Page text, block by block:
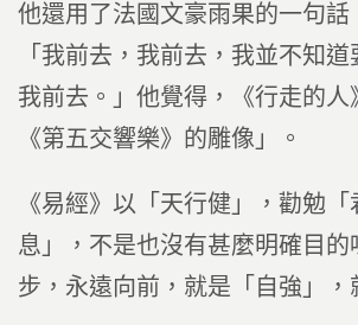
他還用了法國文豪雨果的一句話
「我前去，我前去，我並不知道
我前去。」他覺得，《行走的人
《第五交響樂》的雕像」。
《易經》以「天行健」，勸勉
息」，不是也沒有甚麼明確目的
步，永遠向前，就是「自強」，